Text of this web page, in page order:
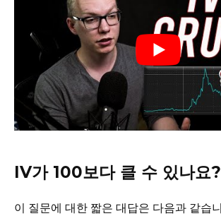
IV가 100보다 클 수 있나요?
이 질문에 대한 짧은 대답은 다음과 같습